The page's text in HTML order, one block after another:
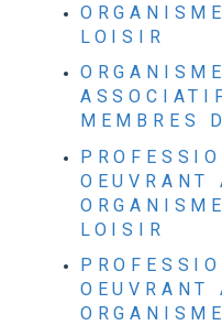
LOISIR
MEMBRES
OEUVRANT
LOISIR
OEUVRANT